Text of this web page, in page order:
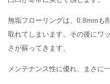
無垢フローリングは、0.8mmも
取れてしまいます。その後にワ
さが蘇ってきます。
メンテナンス性に優れ、まさに